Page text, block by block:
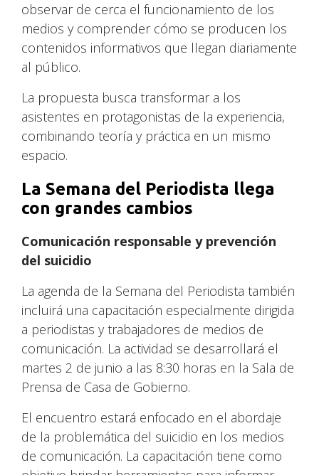
observar de cerca el funcionamiento de los
medios y comprender cómo se producen los
contenidos informativos que llegan diariamente
al público.
La propuesta busca transformar a los
asistentes en protagonistas de la experiencia,
combinando teoría y práctica en un mismo
espacio.
La Semana del Periodista llega
con grandes cambios
Comunicación responsable y prevención
del suicidio
La agenda de la Semana del Periodista también
incluirá una capacitación especialmente dirigida
a periodistas y trabajadores de medios de
comunicación. La actividad se desarrollará el
martes 2 de junio a las 8:30 horas en la Sala de
Prensa de Casa de Gobierno.
El encuentro estará enfocado en el abordaje
de la problemática del suicidio en los medios
de comunicación. La capacitación tiene como